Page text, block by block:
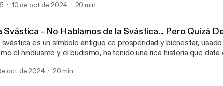
en la biología, gracias a la obra de Carl Linneo. En este
incorporando nuevas interpretaciones, como su
de orientaciones sexuales. Badía nos platica sobre
y los símbolos cambian con el tiempo, revelando
entendemos el mundo. See omnystudio.com/listener
omnystudio.com/listener] for privacy information.
5 10 de oct de 2024 20 min
Svástica - No Hablamos de la Svástica... Pero Quizá
svástica es un símbolo antiguo de prosperidad y bienestar,
el hinduismo y el budismo, ha tenido una rica historia que data
colectivo. En este episodio de Escuela Secreta,
oct de 2024 20 min